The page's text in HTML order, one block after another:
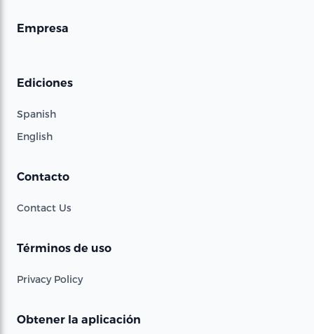
Empresa
Ediciones
Spanish
English
Contacto
Contact Us
Términos de uso
Privacy Policy
Obtener la aplicación